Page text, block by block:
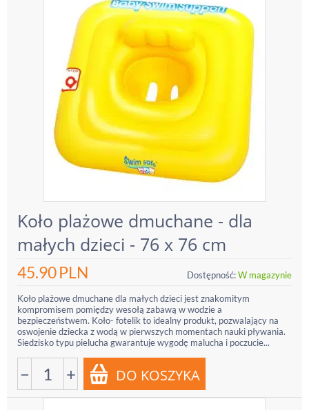
Koło plażowe dmuchane - dla
małych dzieci - 76 x 76 cm
45.90PLN Dostępność:W magazynie
Koło plażowe dmuchane dla małych dzieci jest znakomitym
kompromisem pomiędzy wesołą zabawą w wodzie a
bezpieczeństwem. Koło- fotelik to idealny produkt, pozwalający na
oswojenie dziecka z wodą w pierwszych momentach nauki pływania.
Siedzisko typu pielucha gwarantuje wygodę malucha i poczucie...
− +